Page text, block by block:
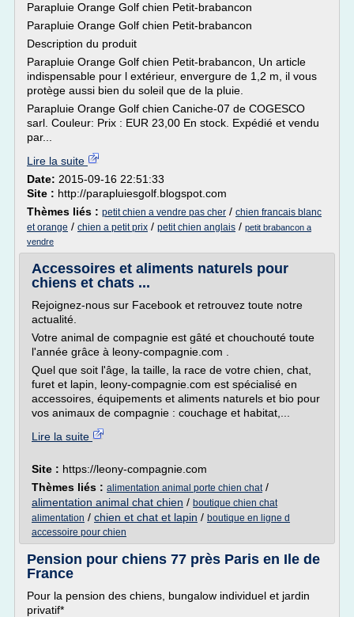
Parapluie Orange Golf chien Petit-brabancon
Parapluie Orange Golf chien Petit-brabancon
Description du produit
Parapluie Orange Golf chien Petit-brabancon, Un article
indispensable pour l extérieur, envergure de 1,2 m, il vous
protège aussi bien du soleil que de la pluie.
Parapluie Orange Golf chien Caniche-07 de COGESCO
sarl. Couleur: Prix : EUR 23,00 En stock. Expédié et vendu
par...
Lire la suite
Date: 2015-09-16 22:51:33
Site : http://parapluiesgolf.blogspot.com
Thèmes liés : petit chien a vendre pas cher / chien francais blanc
et orange / chien a petit prix / petit chien anglais / petit brabancon a
vendre
Accessoires et aliments naturels pour
chiens et chats ...
Rejoignez-nous sur Facebook et retrouvez toute notre
actualité.
Votre animal de compagnie est gâté et chouchouté toute
l'année grâce à leony-compagnie.com .
Quel que soit l'âge, la taille, la race de votre chien, chat,
furet et lapin, leony-compagnie.com est spécialisé en
accessoires, équipements et aliments naturels et bio pour
vos animaux de compagnie : couchage et habitat,...
Lire la suite
Site : https://leony-compagnie.com
Thèmes liés : alimentation animal porte chien chat/
alimentation animal chat chien / boutique chien chat
alimentation / chien et chat et lapin / boutique en ligne d
accessoire pour chien
Pension pour chiens 77 près Paris en Ile de
France
Pour la pension des chiens, bungalow individuel et jardin
privatif*